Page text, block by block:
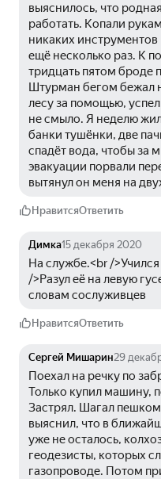
выяснилось, что
работать. Копали
никаких
ещё несколько раз. К
тридцать пятом броде
Штурман бегом бежал
лесу за помощью,
не смыло. Я неделю
банки тушёнки, две
спадёт вода, чтобы за
эвакуации порвали
вытянул он меня на
НравитсяОтветить
Димка15 декабря 2020
На службе.<br /
/>Разул её на левую
словам сослуживцев
НравитсяОтветить
Сергей Мишарин29
Поехал на речку по
Только купил машину,
Застрял. Шагал
выяснил, что в
уже не осталось,
геодезисты, которых
газопроводе. Потом